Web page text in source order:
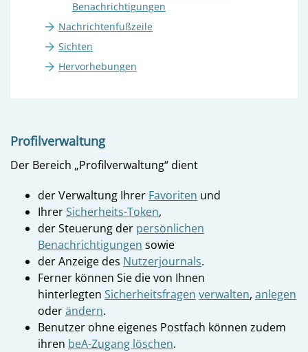
Benachrichtigungen
Nachrichtenfußzeile
Sichten
Hervorhebungen
Profilverwaltung
Der Bereich „Profilverwaltung“ dient
der Verwaltung Ihrer Favoriten und
IhrerSicherheits-Token,
der Steuerung der persönlichen
Benachrichtigungen sowie
der Anzeige des Nutzerjournals.
Ferner können Sie die von Ihnen
hinterlegten Sicherheitsfragen verwalten, anlegen
oderändern.
Benutzer ohne eigenes Postfach können zudem
ihren beA-Zugang löschen.